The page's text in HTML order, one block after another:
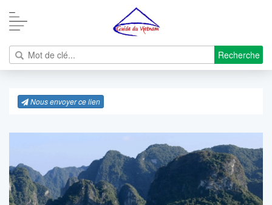
Recherche
Nous envoyer ce lien